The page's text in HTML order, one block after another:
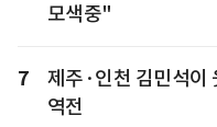
모색중"
7
제주·인천 김민석이
역전